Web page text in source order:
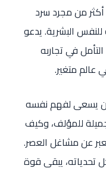
من مجرد سرد
البشرية. يدعو
في تجاربه
عالم متغير.
يسعى لفهم نفسه
للمؤلف، وكيف
عن مشاغل العصر.
تحدياته، يبقى قوة